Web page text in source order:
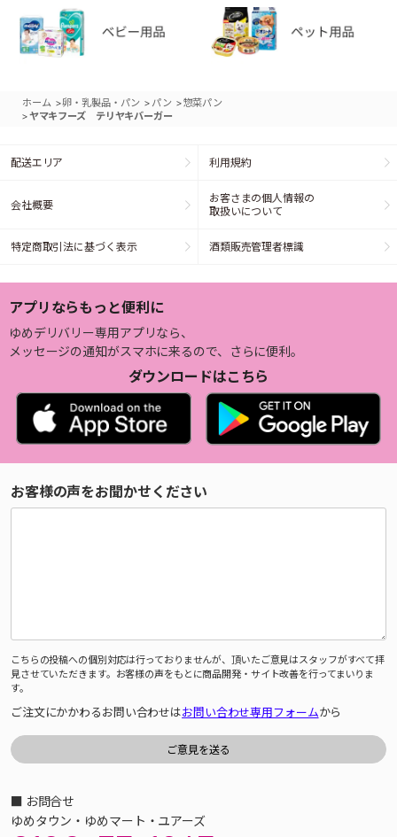
ホーム >卵・乳製品・パン > パン >惣菜パン
>ヤマキフーズ テリヤキバーガー
配送エリア 利用規約
会社概要
お客さまの個人情報の
取扱いについて
特定商取引法に基づく表示 酒類販売管理者標識
アプリならもっと便利に
ゆめデリバリー専用アプリなら、
メッセージの通知がスマホに来るので、さらに便利。
ダウンロードはこちら
お客様の声をお聞かせください
こちらの投稿への個別対応は行っておりませんが、頂いたご意見はスタッフがすべて拝
見させていただきます。お客様の声をもとに商品開発・サイト改善を行ってまいりま
す。
ご注文にかかわるお問い合わせはお問い合わせ専用フォームから
■ お問合せ
ゆめタウン・ゆめマート・ユアーズ